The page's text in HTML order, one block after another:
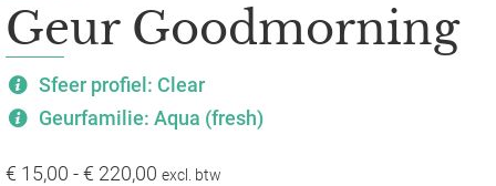
Geur Goodmorning
Sfeer profiel: Clear
Geurfamilie: Aqua (fresh)
€ 15,00 -€ 220,00 excl. btw